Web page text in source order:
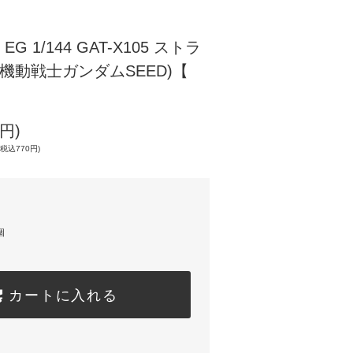
EG 1/144 GAT-X105 ストラ
動戦士ガンダムSEED)【
)
込770円)
カートに入れる